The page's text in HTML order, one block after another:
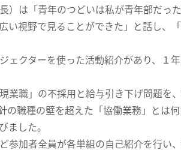
）は「青年のつどいは私が青年部だっ
い視野で見ることができた」と話し、
クターを使った活動紹介があり、１
業職」の不採用と給与引き下げ問題を
の職種の壁を超えた「協働業務」とは
ました。
参加者全員が各単組の自己紹介を行い